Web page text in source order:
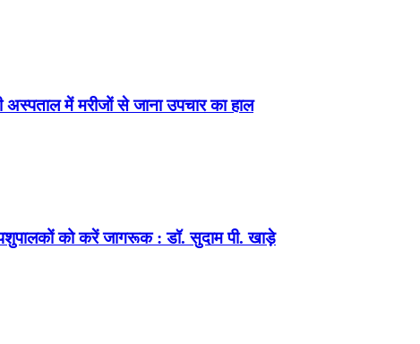
में मरीजों से जाना उपचार का हाल
को करें जागरूक : डॉ. सुदाम पी. खाड़े